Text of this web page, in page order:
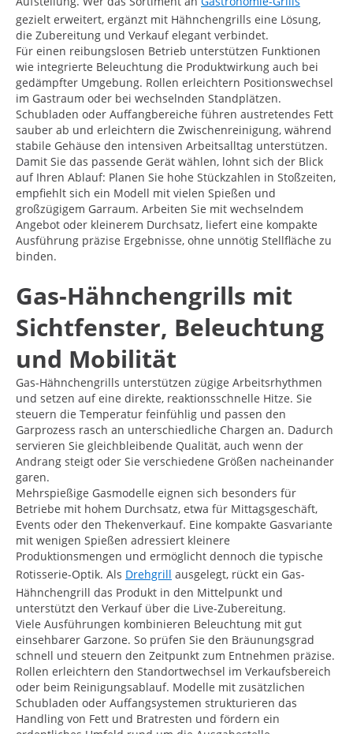
gezielt erweitert, ergänzt mit Hähnchengrills eine Lösung,
die Zubereitung und Verkauf elegant verbindet.
Für einen reibungslosen Betrieb unterstützen Funktionen
wie integrierte Beleuchtung die Produktwirkung auch bei
gedämpfter Umgebung. Rollen erleichtern Positionswechsel
im Gastraum oder bei wechselnden Standplätzen.
Schubladen oder Auffangbereiche führen austretendes Fett
sauber ab und erleichtern die Zwischenreinigung, während
stabile Gehäuse den intensiven Arbeitsalltag unterstützen.
Damit Sie das passende Gerät wählen, lohnt sich der Blick
auf Ihren Ablauf: Planen Sie hohe Stückzahlen in Stoßzeiten,
empfiehlt sich ein Modell mit vielen Spießen und
großzügigem Garraum. Arbeiten Sie mit wechselndem
Angebot oder kleinerem Durchsatz, liefert eine kompakte
Ausführung präzise Ergebnisse, ohne unnötig Stellfläche zu
binden.
Gas-Hähnchengrills mit
Sichtfenster, Beleuchtung
und Mobilität
Gas-Hähnchengrills unterstützen zügige Arbeitsrhythmen
und setzen auf eine direkte, reaktionsschnelle Hitze. Sie
steuern die Temperatur feinfühlig und passen den
Garprozess rasch an unterschiedliche Chargen an. Dadurch
servieren Sie gleichbleibende Qualität, auch wenn der
Andrang steigt oder Sie verschiedene Größen nacheinander
garen.
Mehrspießige Gasmodelle eignen sich besonders für
Betriebe mit hohem Durchsatz, etwa für Mittagsgeschäft,
Events oder den Thekenverkauf. Eine kompakte Gasvariante
mit wenigen Spießen adressiert kleinere
Produktionsmengen und ermöglicht dennoch die typische
Rotisserie-Optik. Als Drehgrill ausgelegt, rückt ein Gas-
Hähnchengrill das Produkt in den Mittelpunkt und
unterstützt den Verkauf über die Live-Zubereitung.
Viele Ausführungen kombinieren Beleuchtung mit gut
einsehbarer Garzone. So prüfen Sie den Bräunungsgrad
schnell und steuern den Zeitpunkt zum Entnehmen präzise.
Rollen erleichtern den Standortwechsel im Verkaufsbereich
oder beim Reinigungsablauf. Modelle mit zusätzlichen
Schubladen oder Auffangsystemen strukturieren das
Handling von Fett und Bratresten und fördern ein